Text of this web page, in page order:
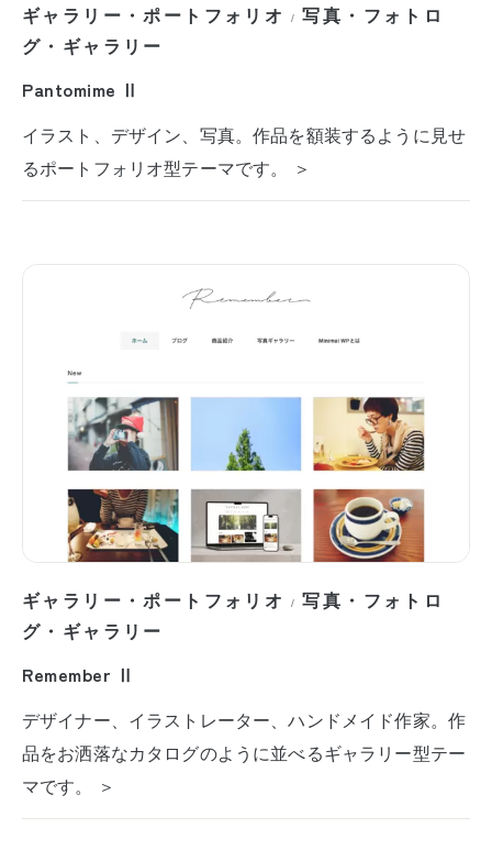
ギャラリー・ポートフォリオ /写真・フォトロ
グ・ギャラリー
Pantomime Ⅱ
イラスト、デザイン、写真。作品を額装するように見せ
るポートフォリオ型テーマです。 ＞
ギャラリー・ポートフォリオ /写真・フォトロ
グ・ギャラリー
Remember Ⅱ
デザイナー、イラストレーター、ハンドメイド作家。作
品をお洒落なカタログのように並べるギャラリー型テー
マです。 ＞